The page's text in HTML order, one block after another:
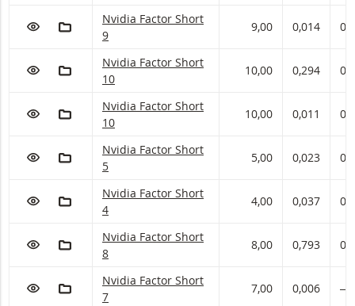
VOEG TOE AAN WATCHLIST
AAN PORTFOLIO TOEVOEGEN
Nvidia Factor met ISIN code:
Nvidia Factor Short
9
9,00 0,014
VOEG TOE AAN WATCHLIST
AAN PORTFOLIO TOEVOEGEN
Nvidia Factor met ISIN code:
Nvidia Factor Short
10
10,00 0,294
VOEG TOE AAN WATCHLIST
AAN PORTFOLIO TOEVOEGEN
Nvidia Factor met ISIN code:
Nvidia Factor Short
10
10,00 0,011
VOEG TOE AAN WATCHLIST
AAN PORTFOLIO TOEVOEGEN
Nvidia Factor met ISIN code:
Nvidia Factor Short
5
5,00 0,023
VOEG TOE AAN WATCHLIST
AAN PORTFOLIO TOEVOEGEN
Nvidia Factor met ISIN code:
Nvidia Factor Short
4
4,00 0,037
VOEG TOE AAN WATCHLIST
AAN PORTFOLIO TOEVOEGEN
Nvidia Factor met ISIN code:
Nvidia Factor Short
8
8,00 0,793
VOEG TOE AAN WATCHLIST
AAN PORTFOLIO TOEVOEGEN
Nvidia Factor met ISIN code:
Nvidia Factor Short
7
7,00 0,006 ―